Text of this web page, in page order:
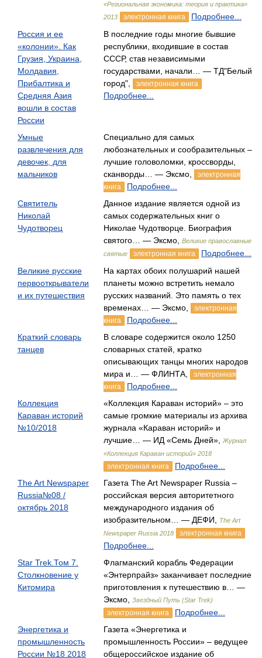
«Региональная экономика: теория и практика»
2013
электронная книга
Подробнее...
Россия и ее
«колонии». Как
Грузия, Украина,
Молдавия,
Прибалтика и
Средняя Азия
вошли в состав
России
В последние годы многие бывшие
республики, входившие в состав
СССР, став независимыми
государствами, начали… — ТД"Белый
город",
электронная книга
Подробнее...
Умные
развлечения для
девочек, для
мальчиков
Специально для самых
любознательных и сообразительных –
лучшие головоломки, кроссворды,
сканворды… — Эксмо,
электронная
книга
Подробнее...
Святитель
Николай
Чудотворец
Данное издание является одной из
самых содержательных книг о
Николае Чудотворце. Биография
святого… — Эксмо,
Великие православные
святые
электронная книга
Подробнее...
Великие русские
первооткрыватели
и их путешествия
На картах обоих полушарий нашей
планеты можно встретить немало
русских названий. Это память о тех
временах… — Эксмо,
электронная
книга
Подробнее...
Краткий словарь
танцев
В словаре содержится около 1250
словарных статей, кратко
описывающих танцы многих народов
мира и… — ФЛИНТА,
электронная
книга
Подробнее...
Коллекция
Караван историй
№10/2018
«Коллекция Караван историй» – это
самые громкие материалы из архива
журнала «Караван историй» и
лучшие… — ИД «Семь Дней»,
Журнал
«Коллекция Караван историй» 2018
электронная книга
Подробнее...
The Art Newspaper
Russia№08 /
октябрь 2018
Газета The Art Newspaper Russia –
российская версия авторитетного
международного издания об
изобразительном… — ДЕФИ,
The Art
Newspaper Russia 2018
электронная книга
Подробнее...
Star Trek.Том 7.
Столкновение у
Китомира
Флагманский корабль Федерации
«Энтерпрайз» заканчивает последние
приготовления к путешествию в… —
Эксмо,
Звездный Путь (Star Trek)
электронная книга
Подробнее...
Энергетика и
промышленность
России №18 2018
Газета «Энергетика и
промышленность России» – ведущее
общероссийское издание об